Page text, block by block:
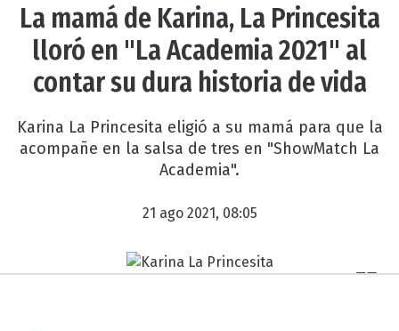
La mamá de Karina, La Princesita
lloró en "La Academia 2021" al
contar su dura historia de vida
Karina La Princesita eligió a su mamá para que la
acompañe en la salsa de tres en "ShowMatch La
Academia".
21 ago 2021, 08:05